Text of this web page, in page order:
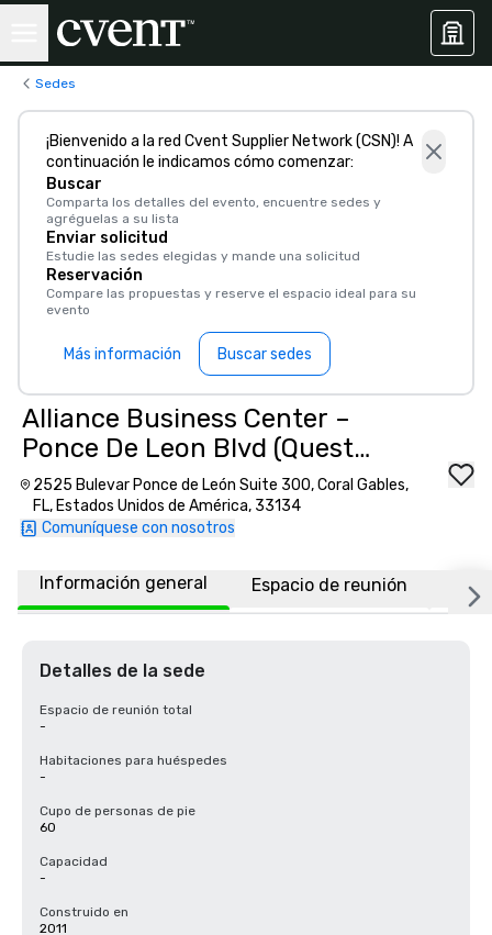
Sedes
¡Bienvenido a la red Cvent Supplier Network (CSN)! A
continuación le indicamos cómo comenzar:
Buscar
Comparta los detalles del evento, encuentre sedes y
agréguelas a su lista
Enviar solicitud
Estudie las sedes elegidas y mande una solicitud
Reservación
Compare las propuestas y reserve el espacio ideal para su
evento
Más información Buscar sedes
Alliance Business Center –
Ponce De Leon Blvd (Quest
Workspaces Coral Gables)
2525 Bulevar Ponce de León Suite 300, Coral Gables,
FL, Estados Unidos de América, 33134
Comuníquese con nosotros
Información general Espacio de reunión
Detalles de la sede
Espacio de reunión total
-
Habitaciones para huéspedes
-
Cupo de personas de pie
60
Capacidad
-
Construido en
2011